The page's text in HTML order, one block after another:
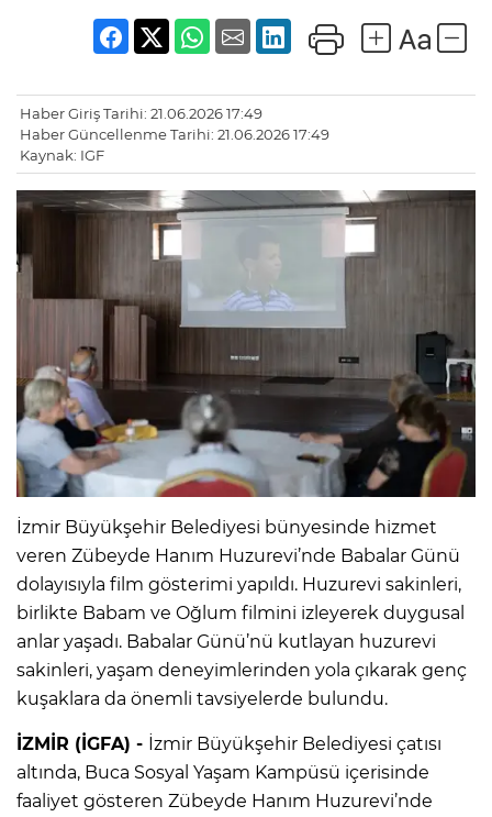
Haber Giriş Tarihi: 21.06.2026 17:49
Haber Güncellenme Tarihi: 21.06.2026 17:49
Kaynak: IGF
İzmir Büyükşehir Belediyesi bünyesinde hizmet
veren Zübeyde Hanım Huzurevi’nde Babalar Günü
dolayısıyla film gösterimi yapıldı. Huzurevi sakinleri,
birlikte Babam ve Oğlum filmini izleyerek duygusal
anlar yaşadı. Babalar Günü’nü kutlayan huzurevi
sakinleri, yaşam deneyimlerinden yola çıkarak genç
kuşaklara da önemli tavsiyelerde bulundu.
İZMİR (İGFA) - İzmir Büyükşehir Belediyesi çatısı
altında, Buca Sosyal Yaşam Kampüsü içerisinde
faaliyet gösteren Zübeyde Hanım Huzurevi’nde